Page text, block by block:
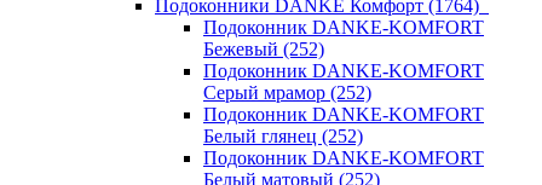
Подоконники DANKE Комфорт (1764)
Подоконник DANKE-KOMFORT
Бежевый (252)
Подоконник DANKE-KOMFORT
Серый мрамор (252)
Подоконник DANKE-KOMFORT
Белый глянец (252)
Подоконник DANKE-KOMFORT
Белый матовый (252)